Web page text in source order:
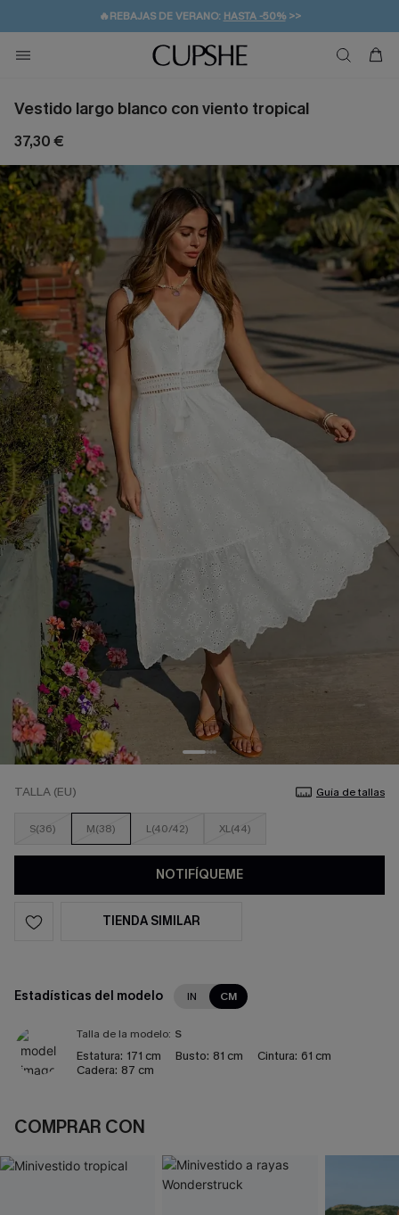
👒PROMOCIÓN DE VERANO:-10% EN 2 VESTIDOS
💌¡SUSCRIBIRSE & GANAR -10% EXTRA!
🚚ENVÍO GRATUITO A PARTIR DE 49 € >>
Vestido largo blanco con viento tropical
37,30 €
TALLA (EU) Guía de tallas
S(36) M(38) L(40/42) XL(44)
NOTIFÍQUEME
TIENDA SIMILAR
Estadísticas del modelo IN CM
Talla de la modelo: S
Estatura: 171 cm Busto: 81 cm Cintura: 61 cm
Cadera: 87 cm
COMPRAR CON